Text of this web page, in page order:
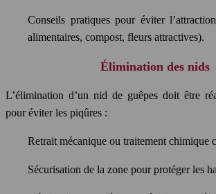
Conseils pratiques pour éviter
alimentaires, compost, fleurs attractives).
Élimination des nids
L’élimination d’un nid de guêpes doit être
pour éviter les piqûres :
Retrait mécanique ou traitement chimique
Sécurisation de la zone pour protéger les